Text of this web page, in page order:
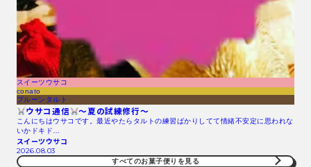
スイーツウサコ
conato
プルーンタルト
ウサコ通信 〜夏の試練修行〜
こんにちはウサコです。最近やたらタルトの練習ばかりしてて情緒不安定に思われな
いかドキド…
スイーツウサコ
2026.08.03
すべてのお菓子便りを見る